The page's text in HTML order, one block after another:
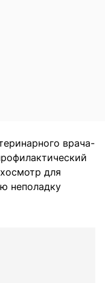
врача-
для
неполадку